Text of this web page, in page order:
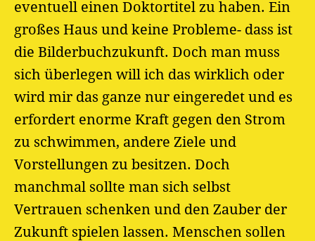
eventuell einen Doktortitel zu haben. Ein
großes Haus und keine Probleme- dass ist
die Bilderbuchzukunft. Doch man muss
sich überlegen will ich das wirklich oder
wird mir das ganze nur eingeredet und es
erfordert enorme Kraft gegen den Strom
zu schwimmen, andere Ziele und
Vorstellungen zu besitzen. Doch
manchmal sollte man sich selbst
Vertrauen schenken und den Zauber der
Zukunft spielen lassen. Menschen sollen